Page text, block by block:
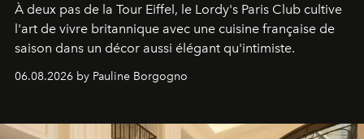
À deux pas de la Tour Eiffel, le Lordy's Paris Club cultive
l'art de vivre britannique avec une cuisine française de
saison dans un décor aussi élégant qu'intimiste.
06.08.2026 by Pauline Borgogno